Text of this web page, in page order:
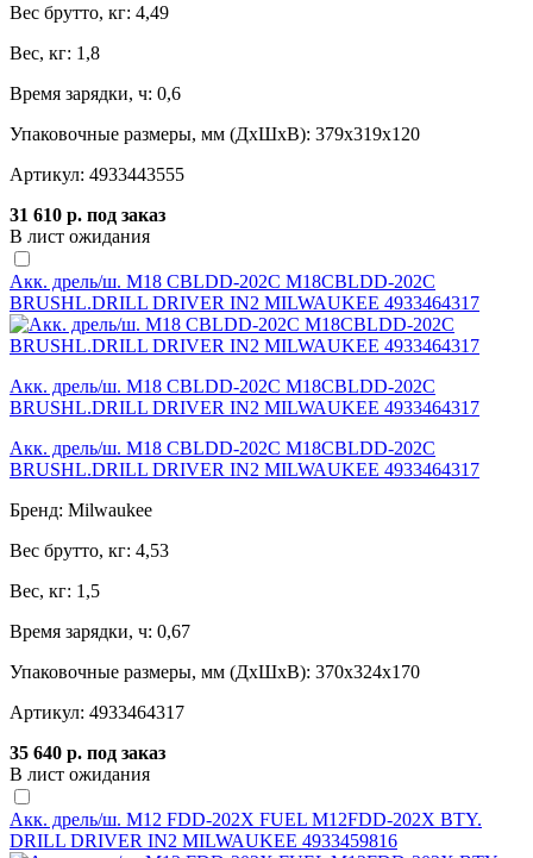
Вес брутто, кг: 4,49
Вес, кг: 1,8
Время зарядки, ч: 0,6
Упаковочные размеры, мм (ДхШхВ): 379x319x120
Артикул: 4933443555
31 610 р. под заказ
В лист ожидания
Акк. дрель/ш. M18 CBLDD-202C M18CBLDD-202C
BRUSHL.DRILL DRIVER IN2 MILWAUKEE 4933464317
Акк. дрель/ш. M18 CBLDD-202C M18CBLDD-202C
BRUSHL.DRILL DRIVER IN2 MILWAUKEE 4933464317
Акк. дрель/ш. M18 CBLDD-202C M18CBLDD-202C
BRUSHL.DRILL DRIVER IN2 MILWAUKEE 4933464317
Бренд: Milwaukee
Вес брутто, кг: 4,53
Вес, кг: 1,5
Время зарядки, ч: 0,67
Упаковочные размеры, мм (ДхШхВ): 370x324x170
Артикул: 4933464317
35 640 р. под заказ
В лист ожидания
Акк. дрель/ш. M12 FDD-202X FUEL M12FDD-202X BTY.
DRILL DRIVER IN2 MILWAUKEE 4933459816